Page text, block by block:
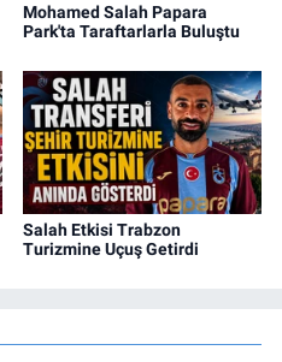
Mohamed Salah Papara
Park'ta Taraftarlarla Buluştu
Salah Etkisi Trabzon
Turizmine Uçuş Getirdi